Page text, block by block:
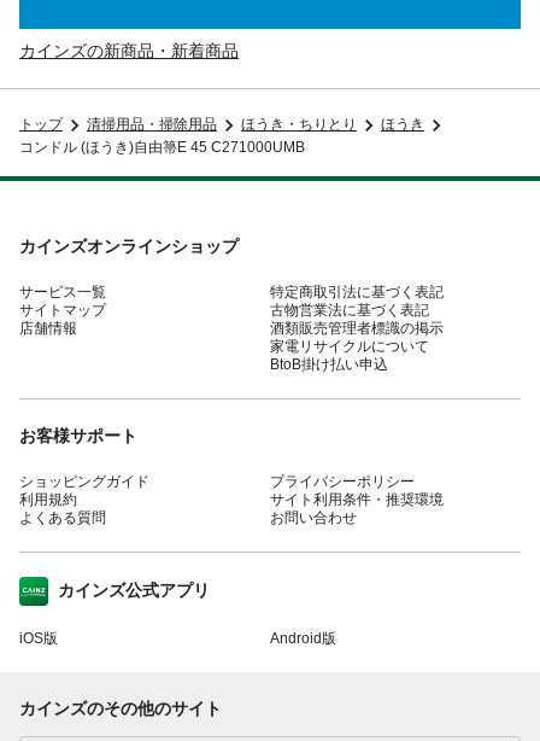
カインズの新商品・新着商品
トップ 清掃用品・掃除用品 ほうき・ちりとり
ほうき
コンドル (ほうき)自由箒E 45 C271000UMB
カインズオンラインショップ
サービス一覧
サイトマップ
店舗情報
特定商取引法に基づく表記
古物営業法に基づく表記
酒類販売管理者標識の掲示
家電リサイクルについて
BtoB掛け払い申込
お客様サポート
ショッピングガイド
利用規約
よくある質問
プライバシーポリシー
サイト利用条件・推奨環境
お問い合わせ
カインズ公式アプリ
iOS版 Android版
カインズのその他のサイト